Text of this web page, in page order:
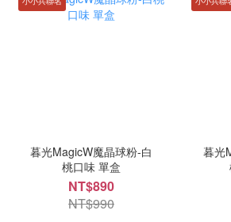
暮光MagicW魔晶球粉-白
桃口味 單盒
NT$890
NT$990
暮光